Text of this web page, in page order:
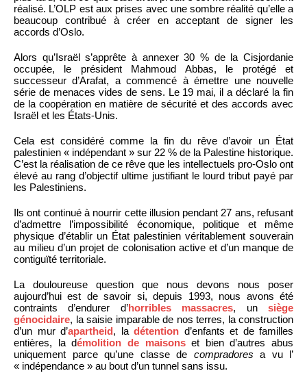
réalisé. L’OLP est aux prises avec une sombre réalité qu’elle a
beaucoup contribué à créer en acceptant de signer les
accords d’Oslo.
Alors qu’Israël s’apprête à annexer 30 % de la Cisjordanie
occupée, le président Mahmoud Abbas, le protégé et
successeur d’Arafat, a commencé à émettre une nouvelle
série de menaces vides de sens. Le 19 mai, il a déclaré la fin
de la coopération en matière de sécurité et des accords avec
Israël et les États-Unis.
Cela est considéré comme la fin du rêve d’avoir un État
palestinien « indépendant » sur 22 % de la Palestine historique.
C’est la réalisation de ce rêve que les intellectuels pro-Oslo ont
élevé au rang d’objectif ultime justifiant le lourd tribut payé par
les Palestiniens.
Ils ont continué à nourrir cette illusion pendant 27 ans, refusant
d’admettre l’impossibilité économique, politique et même
physique d’établir un État palestinien véritablement souverain
au milieu d’un projet de colonisation active et d’un manque de
contiguïté territoriale.
La douloureuse question que nous devons nous poser
aujourd’hui est de savoir si, depuis 1993, nous avons été
contraints d’endurer d’horribles massacres, unsiège
génocidaire, la saisie imparable de nos terres, la construction
d’un mur d’apartheid, la détention d’enfants et de familles
entières, la démolition de maisonset bien d’autres abus
uniquement parce qu’une classe de compradores a vu l’
« indépendance » au bout d’un tunnel sans issu.